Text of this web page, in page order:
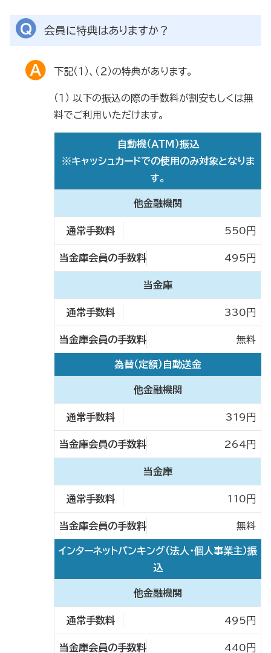
会員に特典はありますか？
下記（１）、（２）の特典があります。
（１） 以下の振込の際の手数料が割安もしくは無
料でご利用いただけます。
自動機（ＡＴＭ）振込
※キャッシュカードでの使用のみ対象となりま
す。
他金融機関
550円
495円
当金庫
330円
無料
為替（定額）自動送金
他金融機関
319円
264円
当金庫
110円
無料
インターネットバンキング（法人・個人事業主）振
込
他金融機関
495円
440円